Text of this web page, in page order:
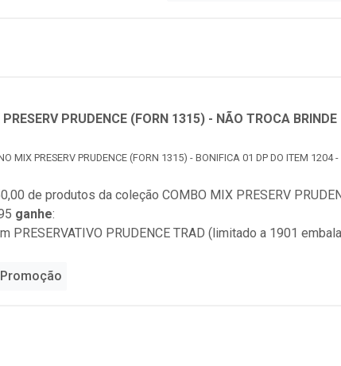
PRUDENCE (FORN 1315) - NÃO TROCA BRINDE
MIX PRESERV PRUDENCE (FORN 1315) - BONIFICA 01 DP DO ITEM 1204 -
de produtos da coleçãoCOMBO MIX PRESERV
ganhe:
PRESERVATIVO PRUDENCE TRAD (limitado a 1901